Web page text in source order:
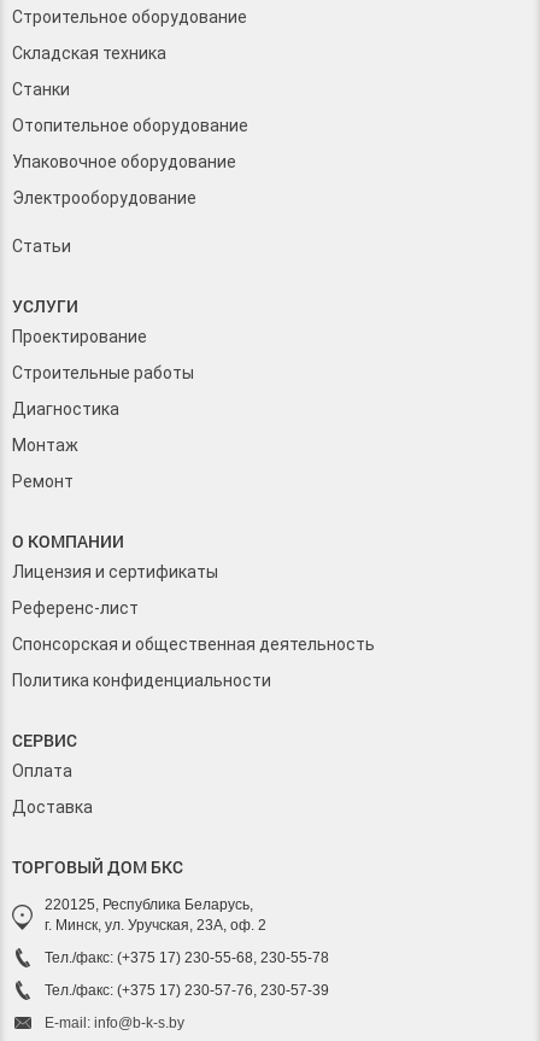
Строительное оборудование
Складская техника
Станки
Отопительное оборудование
Упаковочное оборудование
Электрооборудование
Статьи
УСЛУГИ
Проектирование
Строительные работы
Диагностика
Монтаж
Ремонт
О КОМПАНИИ
Лицензия и сертификаты
Референс-лист
Спонсорская и общественная деятельность
Политика конфиденциальности
СЕРВИС
Оплата
Доставка
ТОРГОВЫЙ ДОМ БКС
220125, Республика Беларусь,
г. Минск, ул. Уручская, 23А, оф. 2
Тел./факс: (+375 17) 230-55-68, 230-55-78
Тел./факс: (+375 17) 230-57-76, 230-57-39
E-mail: info@b-k-s.by